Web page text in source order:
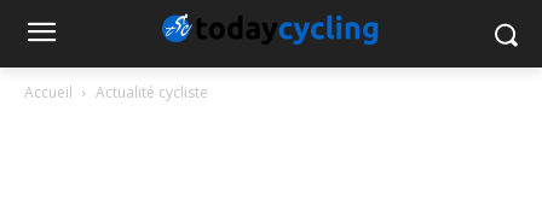
Accueil Actualité cycliste